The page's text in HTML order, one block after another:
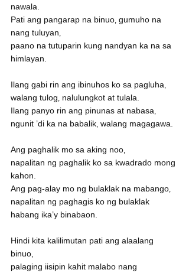
nawala.
Pati ang pangarap na binuo‚ gumuho na
nang tuluyan‚
paano na tutuparin kung nandyan ka na sa
himlayan.
Ilang gabi rin ang ibinuhos ko sa pagluha‚
walang tulog‚ nalulungkot at tulala.
Ilang panyo rin ang pinunas at nabasa‚
ngunit ’di ka na babalik‚ walang magagawa.
Ang paghalik mo sa aking noo‚
napalitan ng paghalik ko sa kwadrado mong
kahon.
Ang pag-alay mo ng bulaklak na mabango‚
napalitan ng paghagis ko ng bulaklak
habang ika’y binabaon.
Hindi kita kalilimutan pati ang alaalang
binuo‚
palaging iisipin kahit malabo nang